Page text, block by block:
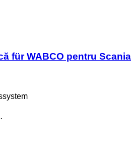
für WABCO pentru Scania